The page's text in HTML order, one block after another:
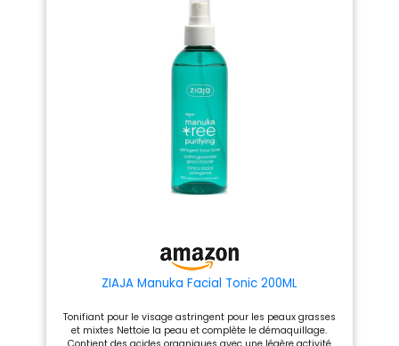
visage convient aux peaux
ZIAJA Manuka Facial Tonic 200ML
Tonifiant pour le visage astringent pour les peaux grasses
et mixtes Nettoie la peau et complète le démaquillage.